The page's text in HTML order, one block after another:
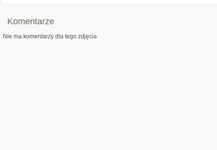
Komentarze
Nie ma komentarzy dla tego zdjęcia